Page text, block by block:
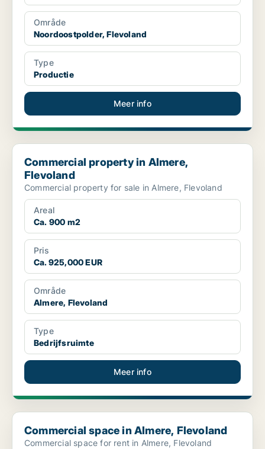
Område
Noordoostpolder, Flevoland
Type
Productie
Meer info
Commercial property in Almere, Flevoland
Commercial property in Almere,
Flevoland
Commercial property for sale in Almere, Flevoland
Areal
Ca. 900 m2
Pris
Ca. 925,000 EUR
Område
Almere, Flevoland
Type
Bedrijfsruimte
Meer info
Commercial space in Almere, Flevoland
Commercial space in Almere, Flevoland
Commercial space for rent in Almere, Flevoland